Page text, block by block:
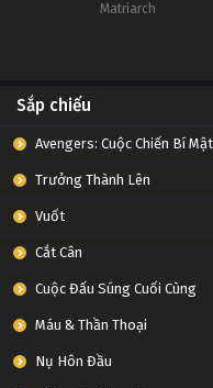
Matriarch
Sắp chiếu
Avengers: Cuộc Chiến Bí Mật
Trưởng Thành Lên
Vuốt
Cắt Cân
Cuộc Đấu Súng Cuối Cùng
Máu & Thần Thoại
Nụ Hôn Đầu